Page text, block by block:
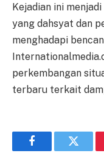
Kejadian ini
yang dahsyat dan
menghadapi
perkembangan
terbaru terkait
FacebookTwitter